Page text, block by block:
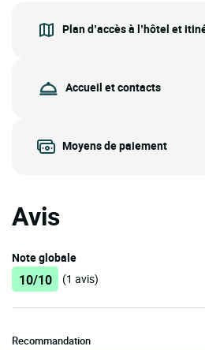
Plan d’accès à l’hôtel et
Accueil et contacts
Moyens de paiement
Avis
Note globale
10/10 (1 avis)
Recommandation